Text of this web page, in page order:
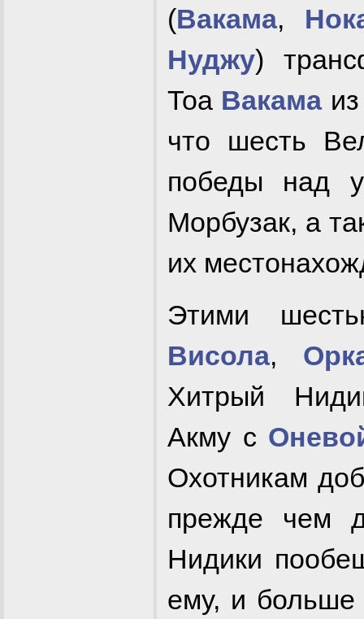
(Вакама,
Нуджу)
Тоа Вакама
что шесть
победы над
Морбузак, а
их
Этими
Висола,
Хитрый
Акму с
Охотникам
прежде чем
Нидики
ему, и больше